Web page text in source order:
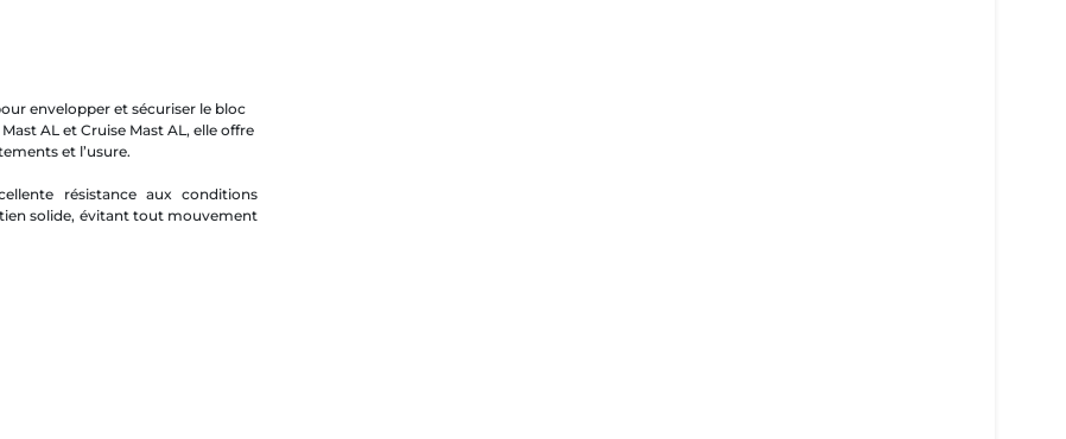
envelopper et sécuriser le bloc
AL et Cruise Mast AL, elle offre
et l’usure.
résistance aux conditions
solide, évitant tout mouvement